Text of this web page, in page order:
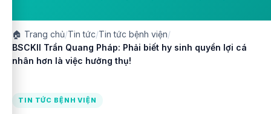
🏠 Trang chủ/Tin tức/Tin tức bệnh viện/
BSCKII Trần Quang Pháp: Phải biết hy sinh quyền lợi cá
nhân hơn là việc hưởng thụ!
TIN TỨC BỆNH VIỆN